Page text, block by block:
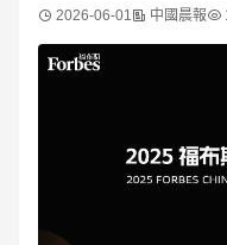
2026-06-01 中國晨報